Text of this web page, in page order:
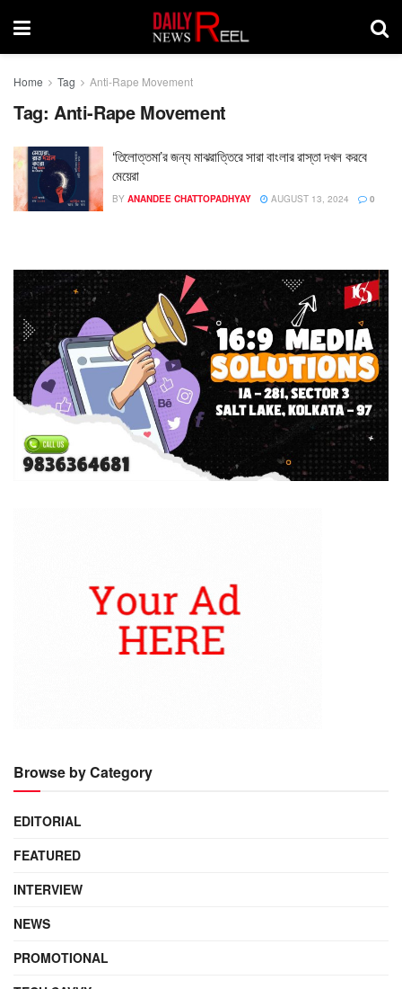
Home Tag Anti-Rape Movement
Tag: Anti-Rape Movement
‘তিলোত্তমা’র জন্য মাঝরাত্তিরে সারা বাংলার রাস্তা দখল করবে
মেয়েরা
BY ANANDEE CHATTOPADHYAY AUGUST 13, 2024 0
Browse by Category
EDITORIAL
FEATURED
INTERVIEW
NEWS
PROMOTIONAL